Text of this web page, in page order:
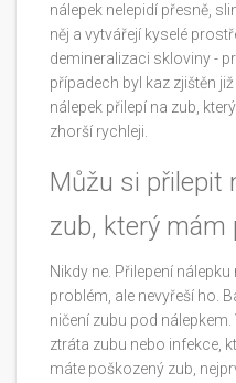
nálepek nelepidí přesně,
něj a vytvářejí kyselé
demineralizaci skloviny -
případech byl kaz zjištěn
nálepek přilepí na zub,
zhorší rychleji.
Můžu si přilepit
zub, který mám
Nikdy ne. Přilepení
problém, ale nevyřeší ho.
ničení zubu pod
ztráta zubu nebo infekce,
máte poškozený zub,